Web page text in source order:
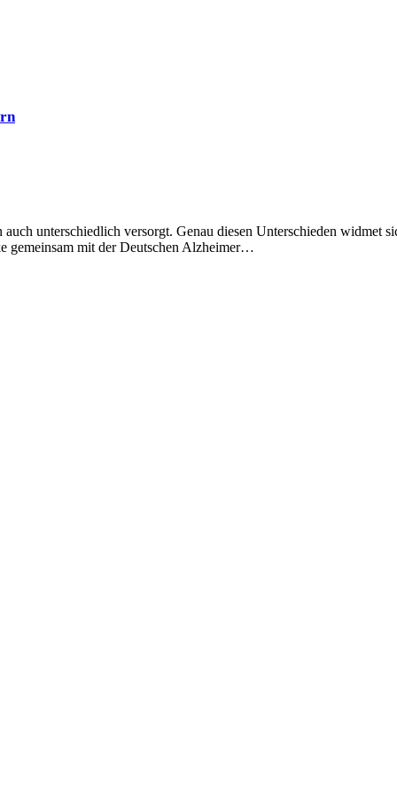
unterschiedlich versorgt. Genau diesen Unterschieden widmet
gemeinsam mit der Deutschen Alzheimer…